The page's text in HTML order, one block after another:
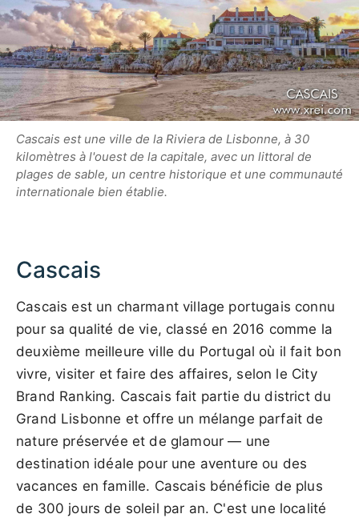
Cascais est une ville de la Riviera de Lisbonne, à 30
kilomètres à l'ouest de la capitale, avec un littoral de
plages de sable, un centre historique et une communauté
internationale bien établie.
Cascais
Cascais est un charmant village portugais connu
pour sa qualité de vie, classé en 2016 comme la
deuxième meilleure ville du Portugal où il fait bon
vivre, visiter et faire des affaires, selon le City
Brand Ranking. Cascais fait partie du district du
Grand Lisbonne et offre un mélange parfait de
nature préservée et de glamour — une
destination idéale pour une aventure ou des
vacances en famille. Cascais bénéficie de plus
de 300 jours de soleil par an. C'est une localité